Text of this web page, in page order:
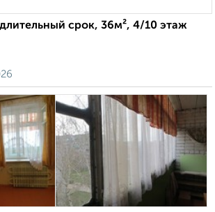
срок, 36м², 4/10 этаж